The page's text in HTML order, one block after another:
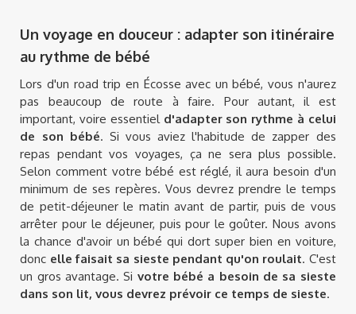
Un voyage en douceur : adapter son itinéraire
au rythme de bébé
Lors d'un road trip en Écosse avec un bébé, vous n'aurez
pas beaucoup de route à faire. Pour autant, il est
important, voire essentiel d'adapter son rythme à celui
de son bébé. Si vous aviez l'habitude de zapper des
repas pendant vos voyages, ça ne sera plus possible.
Selon comment votre bébé est réglé, il aura besoin d'un
minimum de ses repères. Vous devrez prendre le temps
de petit-déjeuner le matin avant de partir, puis de vous
arrêter pour le déjeuner, puis pour le goûter. Nous avons
la chance d'avoir un bébé qui dort super bien en voiture,
donc elle faisait sa sieste pendant qu'on roulait. C'est
un gros avantage. Si votre bébé a besoin de sa sieste
dans son lit, vous devrez prévoir ce temps de sieste.